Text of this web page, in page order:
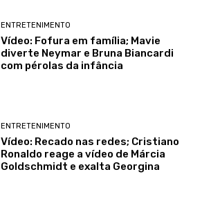
ENTRETENIMENTO
Vídeo: Fofura em família; Mavie
diverte Neymar e Bruna Biancardi
com pérolas da infância
ENTRETENIMENTO
Vídeo: Recado nas redes; Cristiano
Ronaldo reage a vídeo de Márcia
Goldschmidt e exalta Georgina